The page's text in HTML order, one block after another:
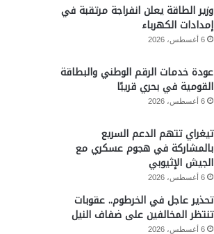
وزير الطاقة يعلن انفراجة مرتقبة في
إمدادات الكهرباء
6 أغسطس، 2026
عودة خدمات الرقم الوطني والبطاقة
القومية في بحري قريبًا
6 أغسطس، 2026
تيغراي تتهم الدعم السريع
بالمشاركة في هجوم عسكري مع
الجيش الإثيوبي
6 أغسطس، 2026
تحذير عاجل في الخرطوم.. عقوبات
تنتظر المخالفين على ضفاف النيل
6 أغسطس، 2026